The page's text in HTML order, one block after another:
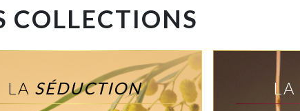
COLLECTIONS
LA SÉDUCTION LA